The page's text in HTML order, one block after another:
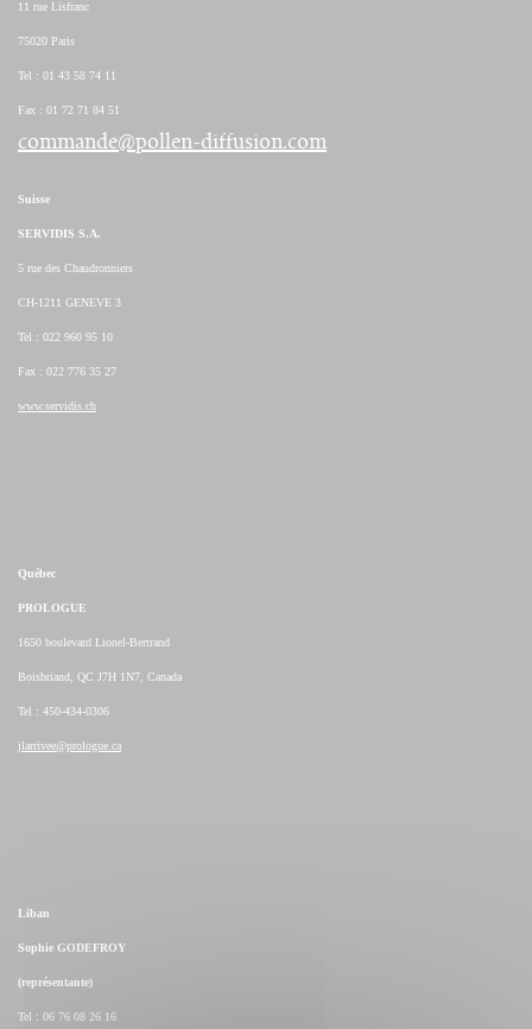
11 rue Lisfranc
75020 Paris
Tel : 01 43 58 74 11
Fax : 01 72 71 84 51
commande@pollen-diffusion.com
Suisse
SERVIDIS S.A.
5 rue des Chaudronniers
CH-1211 GENEVE 3
Tel : 022 960 95 10
Fax : 022 776 35 27
www.servidis.ch
Québec
PROLOGUE
1650 boulevard Lionel-Bertrand
Boisbriand, QC J7H 1N7, Canada
Tel : 450-434-0306
jlarrivee@prologue.ca
Liban
Sophie GODEFROY
(représentante)
Tel : 06 76 08 26 16